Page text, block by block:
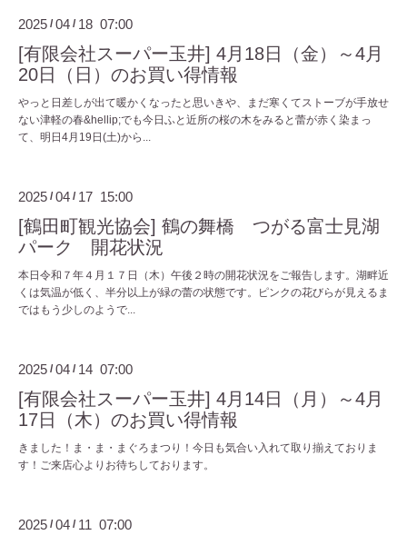
2025 /04 / 18 07:00
[有限会社スーパー玉井] 4月18日（金）～4月
20日（日）のお買い得情報
やっと日差しが出て暖かくなったと思いきや、まだ寒くてストーブが手放せ
ない津軽の春&hellip;でも今日ふと近所の桜の木をみると蕾が赤く染まっ
て、明日4月19日(土)から...
2025 /04 / 17 15:00
[鶴田町観光協会] 鶴の舞橋 つがる富士見湖
パーク 開花状況
本日令和７年４月１７日（木）午後２時の開花状況をご報告します。湖畔近
くは気温が低く、半分以上が緑の蕾の状態です。ピンクの花びらが見えるま
ではもう少しのようで...
2025 /04 / 14 07:00
[有限会社スーパー玉井] 4月14日（月）～4月
17日（木）のお買い得情報
きました！ま・ま・まぐろまつり！今日も気合い入れて取り揃えておりま
す！ご来店心よりお待ちしております。
2025 /04 / 11 07:00